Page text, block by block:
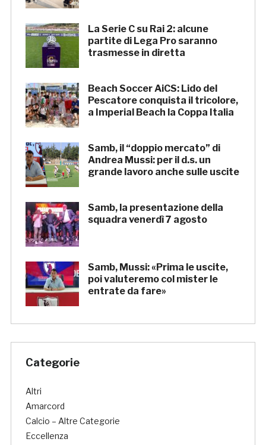
La Serie C su Rai 2: alcune
partite di Lega Pro saranno
trasmesse in diretta
Beach Soccer AiCS: Lido del
Pescatore conquista il tricolore,
a Imperial Beach la Coppa Italia
Samb, il “doppio mercato” di
Andrea Mussi: per il d.s. un
grande lavoro anche sulle uscite
Samb, la presentazione della
squadra venerdì 7 agosto
Samb, Mussi: «Prima le uscite,
poi valuteremo col mister le
entrate da fare»
Categorie
Altri
Amarcord
Calcio – Altre Categorie
Eccellenza